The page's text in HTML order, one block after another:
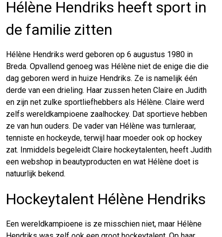
Hélène Hendriks heeft sport in
de familie zitten
Hélène Hendriks werd geboren op 6 augustus 1980 in
Breda. Opvallend genoeg was Hélène niet de enige die die
dag geboren werd in huize Hendriks. Ze is namelijk één
derde van een drieling. Haar zussen heten Claire en Judith
en zijn net zulke sportliefhebbers als Hélène. Claire werd
zelfs wereldkampioene zaalhockey. Dat sportieve hebben
ze van hun ouders. De vader van Hélène was turnleraar,
tenniste en hockeyde, terwijl haar moeder ook op hockey
zat. Inmiddels begeleidt Claire hockeytalenten, heeft Judith
een webshop in beautyproducten en wat Hélène doet is
natuurlijk bekend.
Hockeytalent Hélène Hendriks
Een wereldkampioene is ze misschien niet, maar Hélène